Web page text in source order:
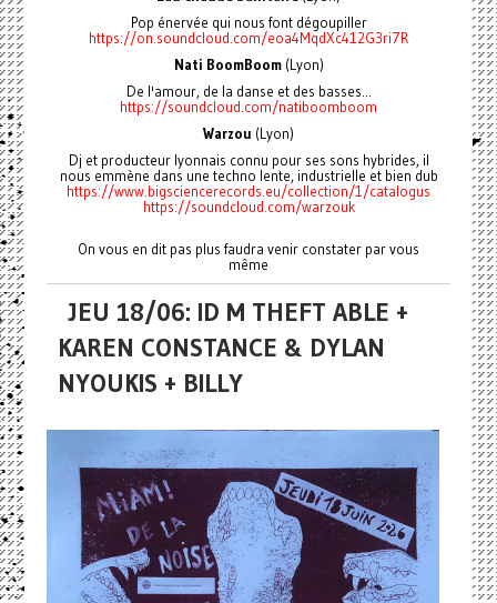
Pop énervée qui nous font dégoupiller
https://on.soundcloud.com/eoa4MqdXc412G3ri7R
Nati BoomBoom(Lyon)
De l'amour, de la danse et des basses...
https://soundcloud.com/natiboomboom
Warzou (Lyon)
Dj et producteur lyonnais connu pour ses sons hybrides, il
nous emmène dans une techno lente, industrielle et bien dub
https://www.bigsciencerecords.eu/collection/1/catalogus
https://soundcloud.com/warzouk
On vous en dit pas plus faudra venir constater par vous
même
JEU 18/06: ID M THEFT ABLE +
KAREN CONSTANCE & DYLAN
NYOUKIS + BILLY